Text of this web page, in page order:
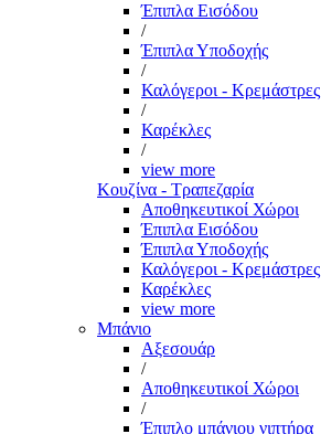
Έπιπλα Εισόδου
/
Έπιπλα Υποδοχής
/
Καλόγεροι - Κρεμάστρες
/
Καρέκλες
/
view more
Κουζίνα - Τραπεζαρία
Αποθηκευτικοί Χώροι
Έπιπλα Εισόδου
Έπιπλα Υποδοχής
Καλόγεροι - Κρεμάστρες
Καρέκλες
view more
Μπάνιο
Αξεσουάρ
/
Αποθηκευτικοί Χώροι
/
Έπιπλο μπάνιου νιπτήρα